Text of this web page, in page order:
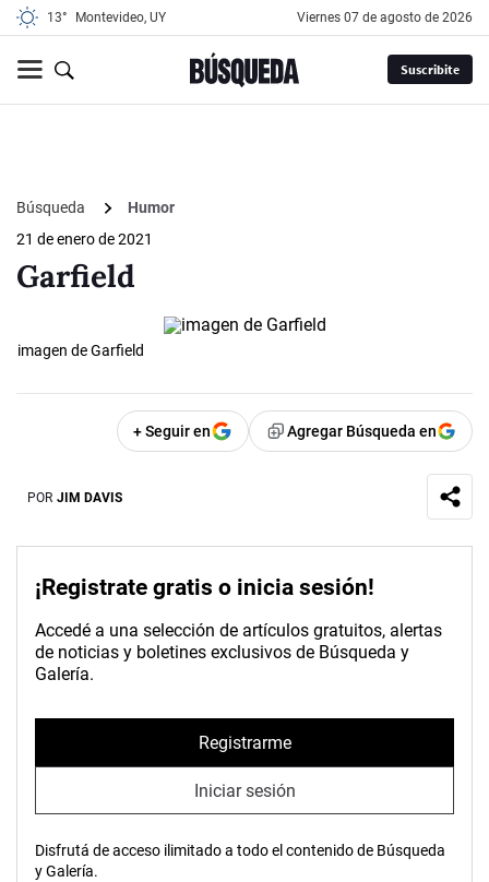
13° Montevideo, UY viernes 07 de agosto de 2026
Suscribite
Búsqueda
Humor
21 de enero de 2021
Garfield
imagen de Garfield
+ Seguir en Agregar Búsqueda en
POR JIM DAVIS
¡Registrate gratis o inicia sesión!
Accedé a una selección de artículos gratuitos, alertas
de noticias y boletines exclusivos de Búsqueda y
Galería.
Registrarme
Iniciar sesión
Disfrutá de acceso ilimitado a todo el contenido de Búsqueda
y Galería.